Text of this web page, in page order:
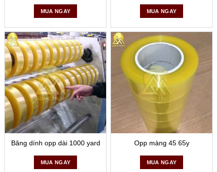
MUA NGAY MUA NGAY
Băng dính opp dài 1000 yard
MUA NGAY
Opp màng 45 65y
MUA NGAY